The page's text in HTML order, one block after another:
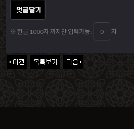
※ 한글 1000자 까지만 입력가능 : 자